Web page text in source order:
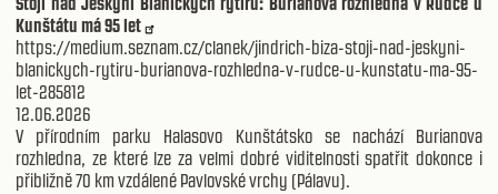
Kunštátu má 95 let
https://medium.seznam.cz/clanek/jindrich-biza-stoji-nad-jeskyni-
blanickych-rytiru-burianova-rozhledna-v-rudce-u-kunstatu-ma-95-
let-285812
12.06.2026
V přírodním parku Halasovo Kunštátsko se nachází Burianova
rozhledna, ze které lze za velmi dobré viditelnosti spatřit dokonce i
přibližně 70 km vzdálené Pavlovské vrchy (Pálavu).